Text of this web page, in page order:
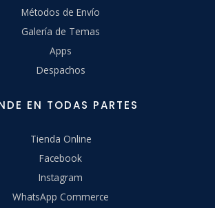
Métodos de Envío
Galería de Temas
Apps
Despachos
EN TODAS PARTES
Tienda Online
Facebook
Instagram
WhatsApp Commerce